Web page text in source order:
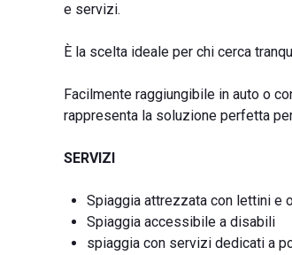
e servizi.
È la scelta ideale per chi cerca
Facilmente raggiungibile in auto o
rappresenta la soluzione perfetta
SERVIZI
Spiaggia attrezzata con lettini e
Spiaggia accessibile a disabili
spiaggia con servizi dedicati a